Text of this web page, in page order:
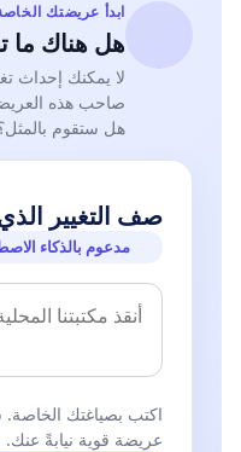
ابدأ عريضتك
هل هناك ما
لا يمكنك إحداث
صاحب هذه
هل ستقوم
صف التغيير
مدعوم بالذكاء
اكتب بصياغتك
عريضة قوية نيابةً عنك.